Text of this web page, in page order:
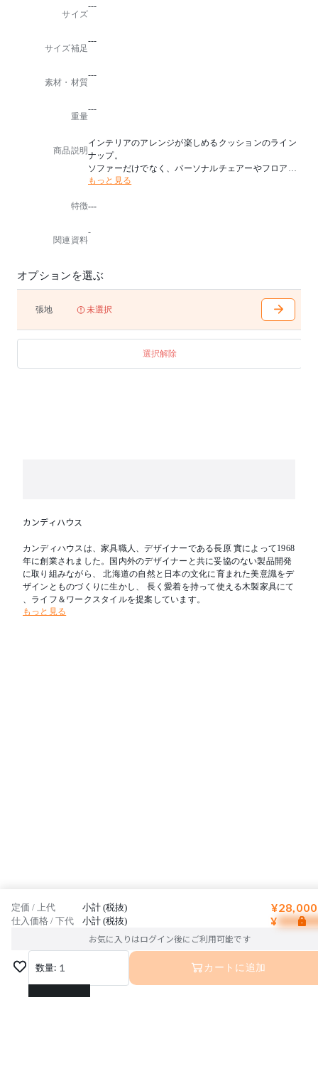
サイズ
---
サイズ補足
---
素材・材質
---
重量
---
商品説明
インテリアのアレンジが楽しめるクッションのライン
ナップ。
ソファーだけでなく、パーソナルチェアーやフロアで
もくつろぎ感を高めてくれるアイテムです。
崩れにくいのが特長。
さな革の有効利用にもなっています。
もっと見る
特徴---
関連資料
-
オプションを選ぶ
張地 未選択
選択解除
カンディハウス
カンディハウスは、家具職人、デザイナーである長原 實によって1968
年に創業されました。国内外のデザイナーと共に妥協のない製品開発
に取り組みながら、 北海道の自然と日本の文化に育まれた美意識をデ
ザインとものづくりに生かし、 長く愛着を持って使える木製家具にて
、ライフ＆ワークスタイルを提案しています。
もっと見る
定価 / 上代 小計 (税抜)
仕入価格 / 下代 小計 (税抜) ¥
お気に入りはログイン後にご利用可能です
数量: 1
1
カートに追加